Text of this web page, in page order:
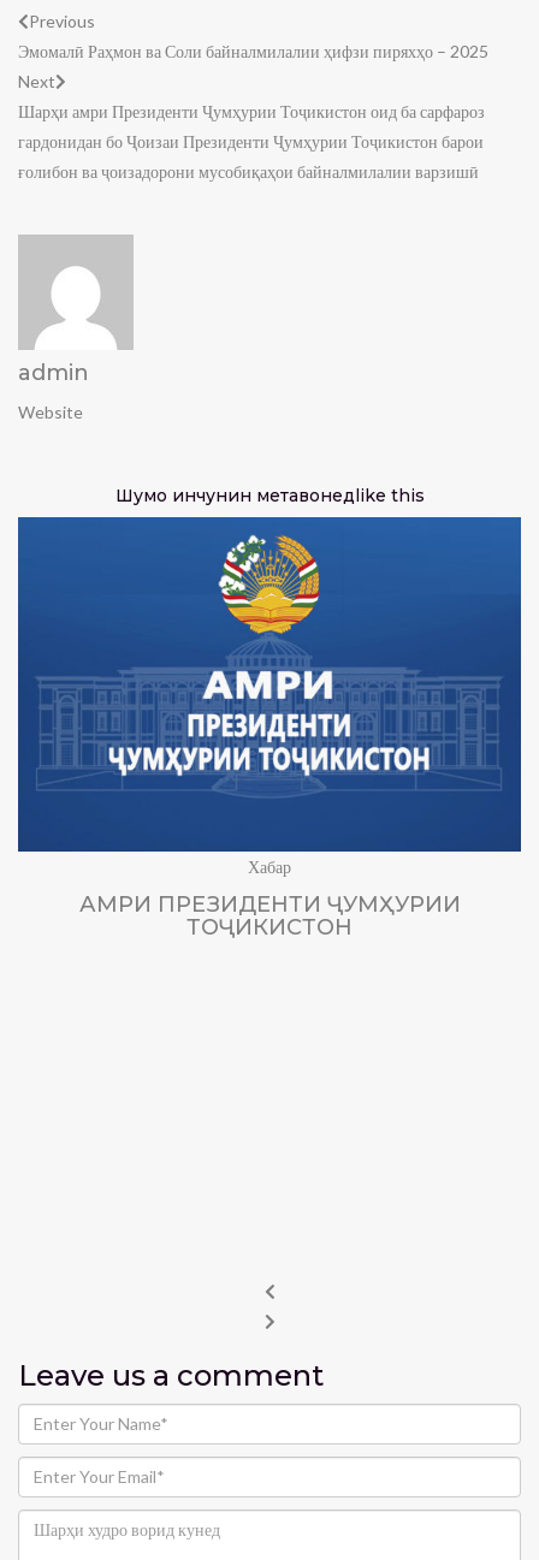
Previous
Эмомалӣ Раҳмон ва Соли байналмилалии ҳифзи пиряхҳо – 2025
Next
Шарҳи амри Президенти Ҷумҳурии Тоҷикистон оид ба сарфароз
гардонидан бо Ҷоизаи Президенти Ҷумҳурии Тоҷикистон барои
ғолибон ва ҷоизадорони мусобиқаҳои байналмилалии варзишӣ
admin
Website
Шумо инчунин метавонедlike this
Хабар
АМРИ ПРЕЗИДЕНТИ ҶУМҲУРИИ
ТОҶИКИСТОН
Leave us a comment